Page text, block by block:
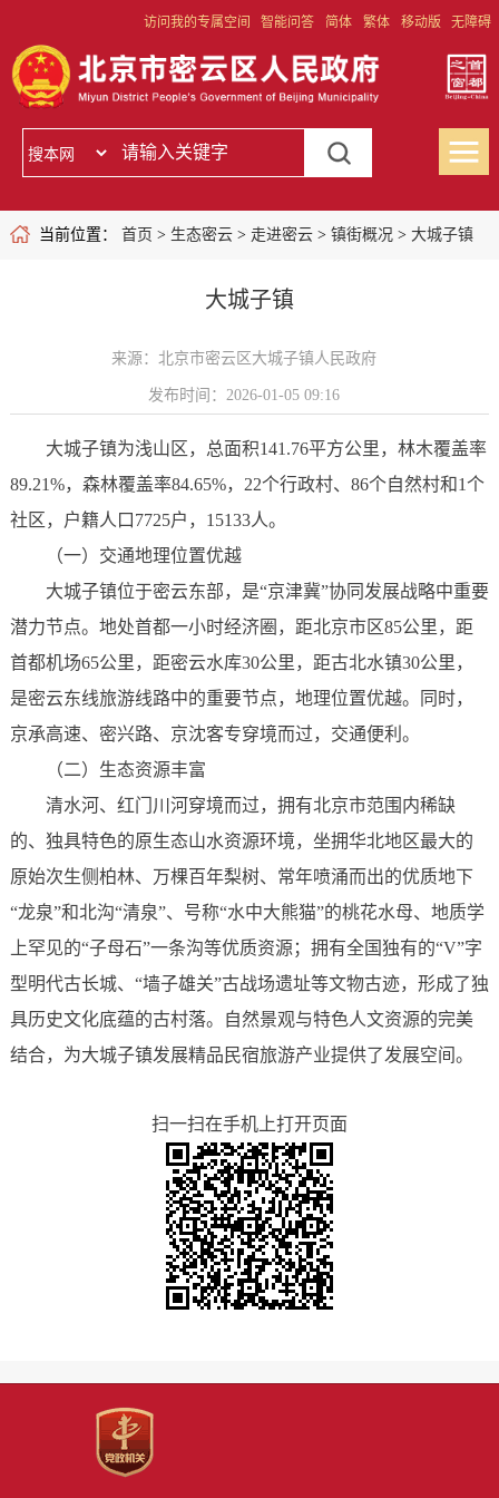
访问我的专属空间 智能问答 简体 繁体 移动版 无障碍
当前位置： 首页 > 生态密云> 走进密云> 镇街概况 > 大城子镇
大城子镇
来源：北京市密云区大城子镇人民政府
发布时间：2026-01-05 09:16
大城子镇为浅山区，总面积141.76平方公里，林木覆盖率
89.21%，森林覆盖率84.65%，22个行政村、86个自然村和1个
社区，户籍人口7725户，15133人。
（一）交通地理位置优越
大城子镇位于密云东部，是“京津冀”协同发展战略中重要
潜力节点。地处首都一小时经济圈，距北京市区85公里，距
首都机场65公里，距密云水库30公里，距古北水镇30公里，
是密云东线旅游线路中的重要节点，地理位置优越。同时，
京承高速、密兴路、京沈客专穿境而过，交通便利。
（二）生态资源丰富
清水河、红门川河穿境而过，拥有北京市范围内稀缺
的、独具特色的原生态山水资源环境，坐拥华北地区最大的
原始次生侧柏林、万棵百年梨树、常年喷涌而出的优质地下
“龙泉”和北沟“清泉”、号称“水中大熊猫”的桃花水母、地质学
上罕见的“子母石”一条沟等优质资源；拥有全国独有的“V”字
型明代古长城、“墙子雄关”古战场遗址等文物古迹，形成了独
具历史文化底蕴的古村落。自然景观与特色人文资源的完美
结合，为大城子镇发展精品民宿旅游产业提供了发展空间。
扫一扫在手机上打开页面